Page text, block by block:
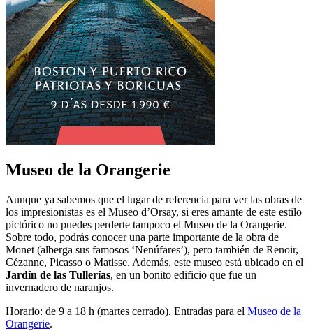
Museo de la Orangerie
Aunque ya sabemos que el lugar de referencia para ver las obras de
los impresionistas es el Museo d’Orsay, si eres amante de este estilo
pictórico no puedes perderte tampoco el Museo de la Orangerie.
Sobre todo, podrás conocer una parte importante de la obra de
Monet (alberga sus famosos ‘Nenúfares’), pero también de Renoir,
Cézanne, Picasso o Matisse. Además, este museo está ubicado en el
Jardín de las Tullerías, en un bonito edificio que fue un
invernadero de naranjos.
Horario: de 9 a 18 h (martes cerrado). Entradas para el Museo de la
Orangerie.